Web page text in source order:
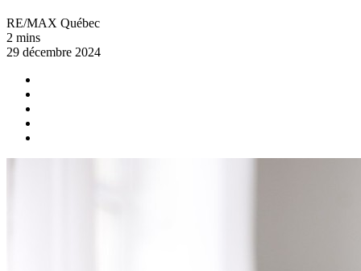
RE/MAX Québec
2 mins
29 décembre 2024